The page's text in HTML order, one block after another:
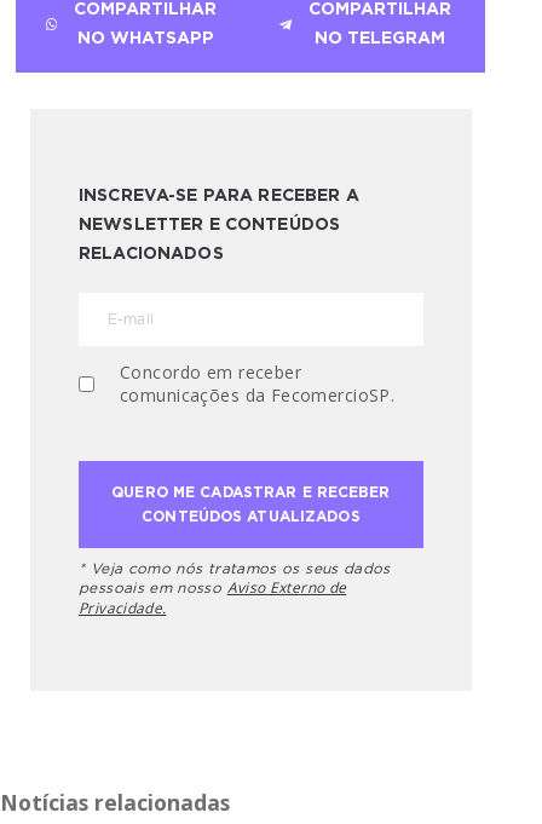
COMPARTILHAR
NO WHATSAPP
COMPARTILHAR
NO TELEGRAM
INSCREVA-SE PARA RECEBER A
NEWSLETTER E CONTEÚDOS
RELACIONADOS
Concordo em receber
comunicações da FecomercioSP.
* Veja como nós tratamos os seus dados
pessoais em nosso Aviso Externo de
Privacidade.
Notícias relacionadas